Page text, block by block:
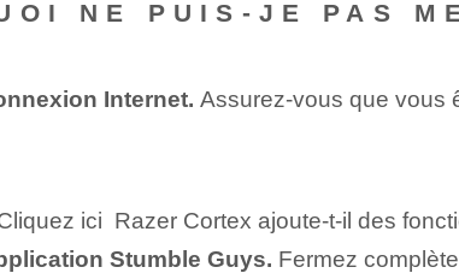
NE PUIS-JE PAS
Internet. Assurez-vous que vous
ici Razer Cortex ajoute-t-il des
Stumble Guys. Fermez